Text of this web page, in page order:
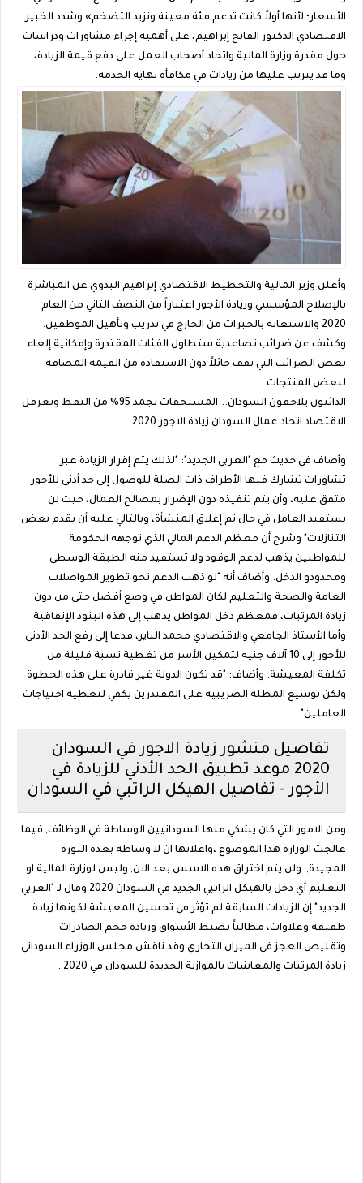
الأسعار؛ لأنها أولاً كانت تدعم فئة معينة وتزيد التضخم» وشدد الخبير
الاقتصادي الدكتور الفاتح إبراهيم، على أهمية إجراء مشاورات ودراسات
حول مقدرة وزارة المالية واتحاد أصحاب العمل على دفع قيمة الزيادة،
وما قد يترتب عليها من زيادات في مكافأة نهاية الخدمة.
وأعلن وزير المالية والتخطيط الاقتصادي إبراهيم البدوي عن المباشرة
بالإصلاح المؤسسي وزيادة الأجور اعتباراً من النصف الثاني من العام
2020 والاستعانة بالخبرات من الخارج في تدريب وتأهيل الموظفين.
وكشف عن ضرائب تصاعدية ستطاول الفئات المقتدرة وإمكانية إلغاء
بعض الضرائب التي تقف حائلاً دون الاستفادة من القيمة المضافة
لبعض المنتجات.
الدائنون يلاحقون السودان...المستحقات تجمد 95% من النفط وتعرقل
الاقتصاد اتحاد عمال السودان زيادة الاجور 2020
وأضاف في حديث مع "العربي الجديد": "لذلك يتم إقرار الزيادة عبر
تشاورات تشارك فيها الأطراف ذات الصلة للوصول إلى حد أدنى للأجور
متفق عليه، وأن يتم تنفيذه دون الإضرار بمصالح العمال، حيث لن
يستفيد العامل في حال تم إغلاق المنشأة، وبالتالي عليه أن يقدم بعض
التنازلات" وشرح أن معظم الدعم المالي الذي توجهه الحكومة
للمواطنين يذهب لدعم الوقود ولا تستفيد منه الطبقة الوسطى
ومحدودو الدخل. وأضاف أنه "لو ذهب الدعم نحو تطوير المواصلات
العامة والصحة والتعليم لكان المواطن في وضع أفضل حتى من دون
زيادة المرتبات، فمعظم دخل المواطن يذهب إلى هذه البنود الإنفاقية
وأما الأستاذ الجامعي والاقتصادي محمد الناير، فدعا إلى رفع الحد الأدنى
للأجور إلى 10 آلاف جنيه لتمكين الأسر من تغطية نسبة قليلة من
تكلفة المعيشة. وأضاف: "قد تكون الدولة غير قادرة على هذه الخطوة
ولكن توسيع المظلة الضريبية على المقتدرين يكفي لتغطية احتياجات
العاملين".
تفاصيل منشور زيادة الاجور في السودان
2020 موعد تطبيق الحد الأدني للزيادة في
الأجور - تفاصيل الهيكل الراتبي في السودان
ومن الامور التي كان يشكي منها السودانيين الوساطة في الوظائف, فيما
عالجت الوزارة هذا الموضوع ،واعلانها ان لا وساطة بعدة الثورة
المجيدة, ولن يتم اختراق هذه الاسس بعد الان, وليس لوزارة المالية او
التعليم أي دخل بالهيكل الراتبي الجديد في السودان 2020 وقال لـ "العربي
الجديد" إن الزيادات السابقة لم تؤثر في تحسين المعيشة لكونها زيادة
طفيفة وعلاوات، مطالباً بضبط الأسواق وزيادة حجم الصادرات
وتقليص العجز في الميزان التجاري وقد ناقش مجلس الوزراء السوداني
زيادة المرتبات والمعاشات بالموازنة الجديدة للسودان في 2020 .